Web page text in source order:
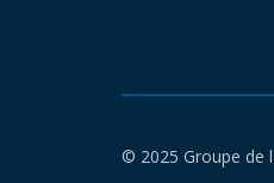
© 2025 Groupe de